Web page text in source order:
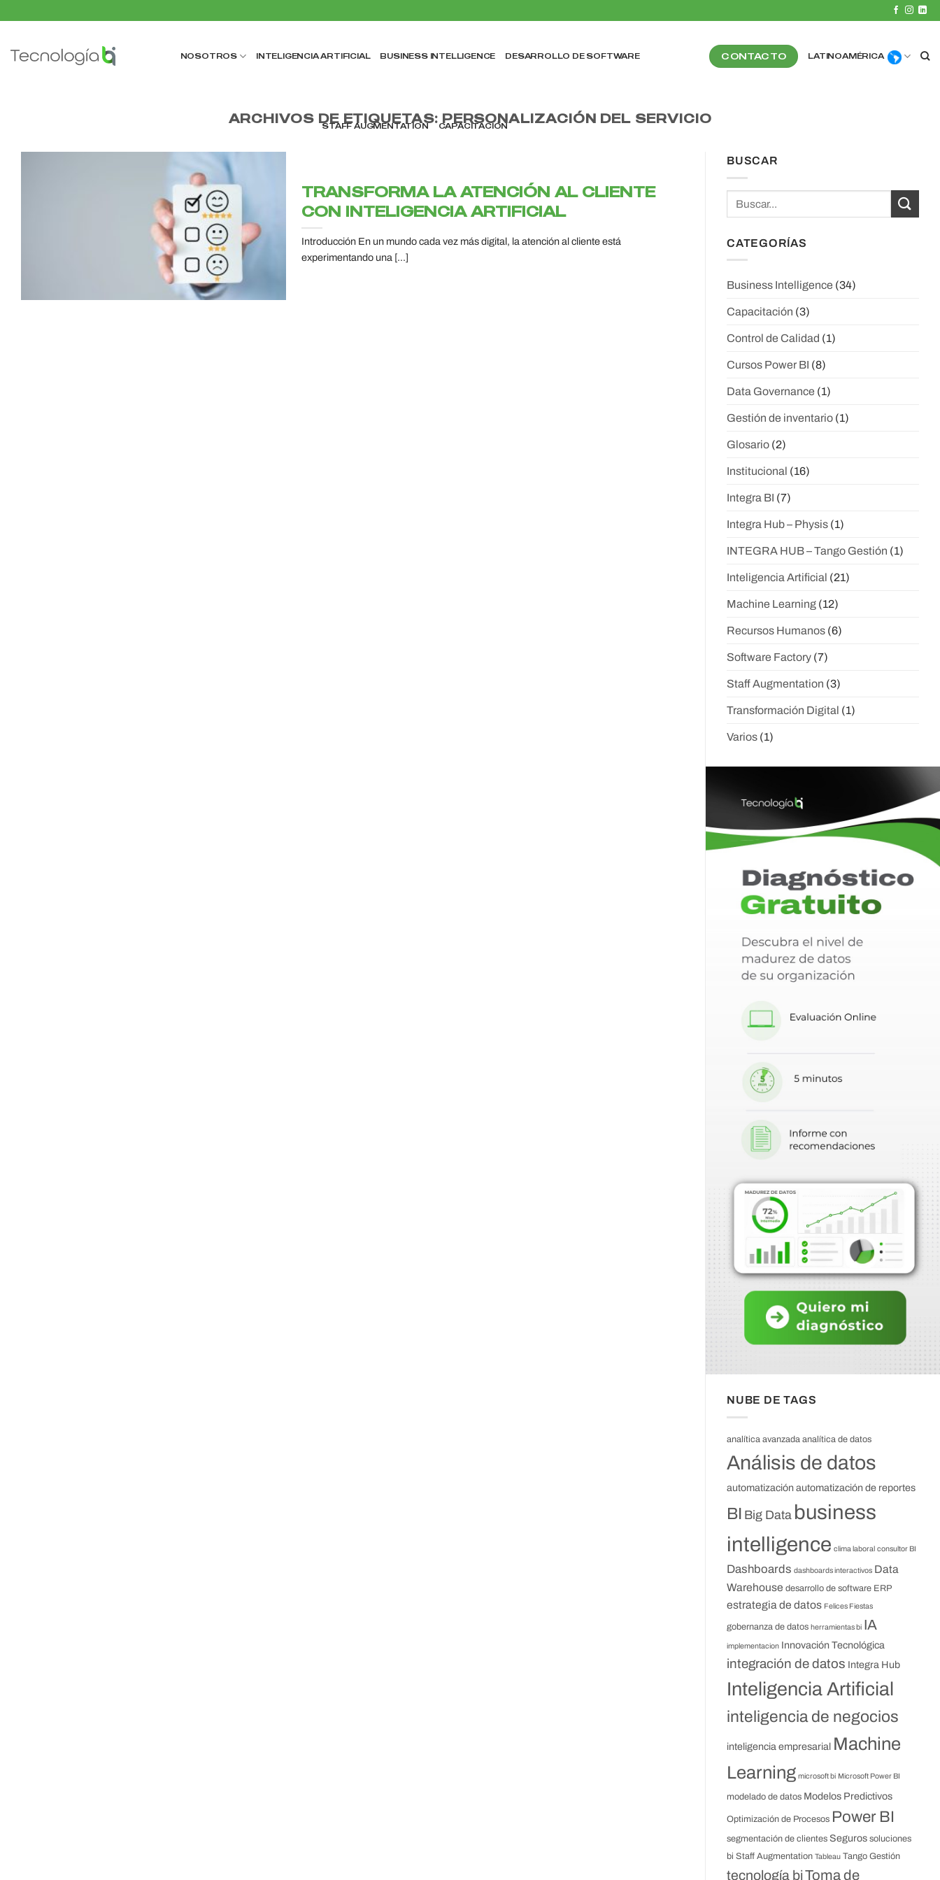
NOSOTROS INTELIGENCIA ARTIFICIAL BUSINESS INTELLIGENCE DESARROLLO DE SOFTWARE
STAFF AUGMENTATION CAPACITACIÓN
CONTACTO LATINOAMÉRICA
ARCHIVOS DE ETIQUETAS: PERSONALIZACIÓN DEL SERVICIO
TRANSFORMA LA ATENCIÓN AL CLIENTE
CON INTELIGENCIA ARTIFICIAL
Introducción En un mundo cada vez más digital, la atención al cliente está
experimentando una [...]
BUSCAR
CATEGORÍAS
Business Intelligence (34)
Capacitación (3)
Control de Calidad (1)
Cursos Power BI (8)
Data Governance (1)
Gestión de inventario (1)
Glosario (2)
Institucional (16)
Integra BI (7)
Integra Hub – Physis (1)
INTEGRA HUB – Tango Gestión (1)
Inteligencia Artificial (21)
Machine Learning (12)
Recursos Humanos (6)
Software Factory (7)
Staff Augmentation (3)
Transformación Digital (1)
Varios (1)
NUBE DE TAGS
analítica avanzada analítica de datos
Análisis de datos
automatizaciónautomatización de reportes
BI Big Data business
intelligence clima laboral consultor BI
Dashboards dashboards interactivos Data
Warehouse desarrollo de software ERP
estrategia de datos Felices Fiestas
gobernanza de datos herramientas bi IA
implementacion Innovación Tecnológica
integración de datos Integra Hub
Inteligencia Artificial
inteligencia de negocios
inteligencia empresarial Machine
Learning microsoft bi Microsoft Power BI
modelado de datos Modelos Predictivos
Optimización de Procesos Power BI
segmentación de clientes Seguros soluciones
bi Staff Augmentation Tableau Tango Gestión
tecnología biToma de